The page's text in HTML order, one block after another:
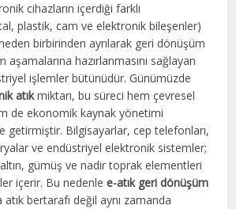
cihazların içerdiği farklı
plastik, cam ve elektronik bileşenler)
birbirinden ayrılarak geri dönüşüm
aşamalarına hazırlanmasını sağlayan
işlemler bütünüdür. Günümüzde
atıkmiktarı, bu süreci hem çevresel
de ekonomik kaynak yönetimi
getirmiştir. Bilgisayarlar, cep telefonları,
ve endüstriyel elektronik sistemler;
gümüş ve nadir toprak elementleri
içerir. Bu nedenlee-atık geri dönüşüm
atık bertarafı değil aynı zamanda